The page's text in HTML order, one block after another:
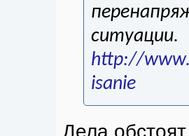
ситуации.
http://
isanie
Дела